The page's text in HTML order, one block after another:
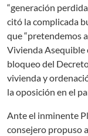
“generación
citó la complicada
que “pretendemos
Vivienda Asequible
bloqueo del
vivienda y
la oposición en el
Ante el inminente
consejero propuso